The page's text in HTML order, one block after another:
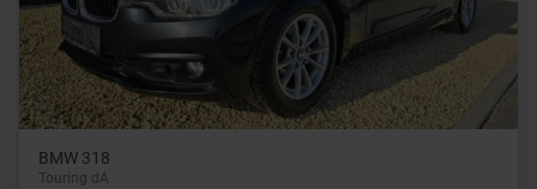
BMW 318
Touring dA